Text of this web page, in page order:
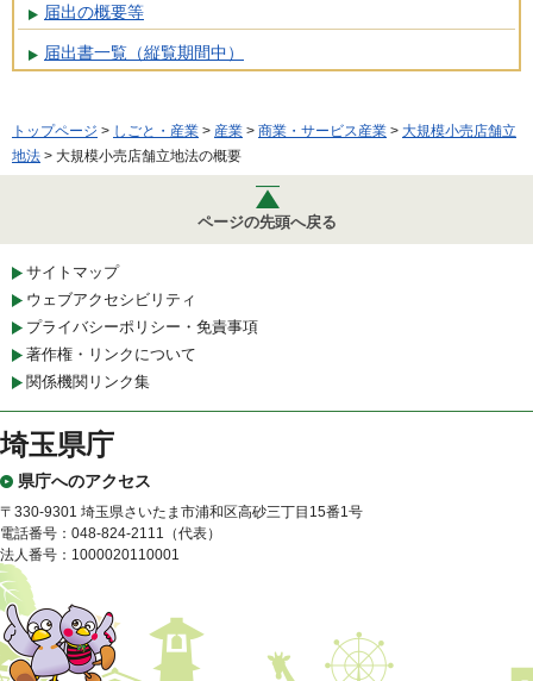
届出の概要等
届出書一覧（縦覧期間中）
トップページ > しごと・産業 > 産業 > 商業・サービス産業 > 大規模小売店舗立
地法 > 大規模小売店舗立地法の概要
ページの先頭へ戻る
サイトマップ
ウェブアクセシビリティ
プライバシーポリシー・免責事項
著作権・リンクについて
関係機関リンク集
埼玉県庁
県庁へのアクセス
〒330-9301 埼玉県さいたま市浦和区高砂三丁目15番1号
電話番号：048-824-2111（代表）
法人番号：1000020110001